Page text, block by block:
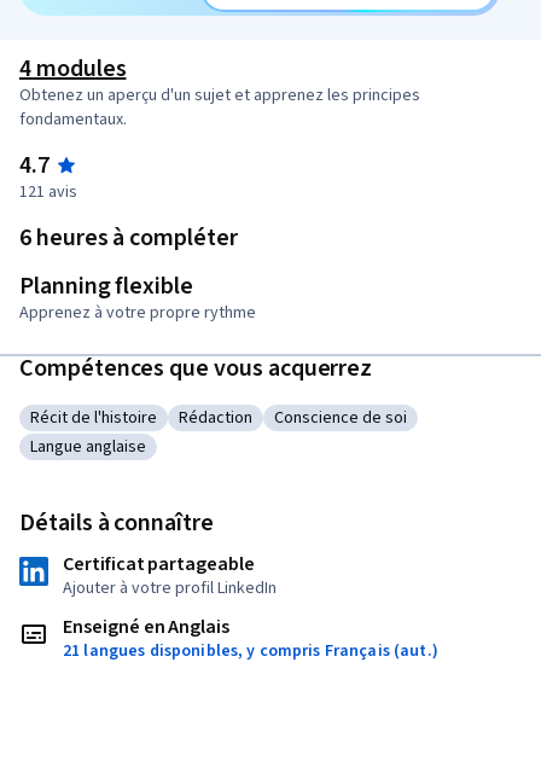
4 modules
Obtenez un aperçu d'un sujet et apprenez les principes
fondamentaux.
4.7
121 avis
6 heures à compléter
Planning flexible
Apprenez à votre propre rythme
Compétences que vous acquerrez
Catégorie : Récit de l'histoire
Récit de l'histoire Catégorie : Rédaction
Rédaction Catégorie : Conscience de soi
Conscience de soi
Catégorie : Langue anglaise
Langue anglaise
Détails à connaître
Certificat partageable
Ajouter à votre profil LinkedIn
Enseigné en Anglais
21 langues disponibles, y compris Français (aut.)